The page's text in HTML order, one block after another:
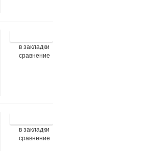
в закладки
сравнение
в закладки
сравнение